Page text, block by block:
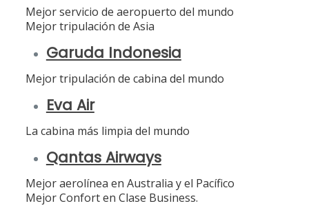
Mejor servicio de aeropuerto del mundo
Mejor tripulación de Asia
Garuda Indonesia
Mejor tripulación de cabina del mundo
Eva Air
La cabina más limpia del mundo
Qantas Airways
Mejor aerolínea en Australia y el Pacífico
Mejor Confort en Clase Business.